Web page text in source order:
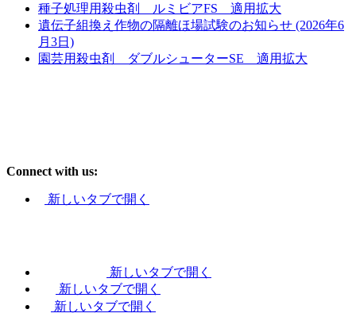
種子処理用殺虫剤 ルミビアFS 適用拡大
遺伝子組換え作物の隔離ほ場試験のお知らせ (2026年6
月3日)
園芸用殺虫剤 ダブルシューターSE 適用拡大
Connect with us:
新しいタブで開く
新しいタブで開く
新しいタブで開く
新しいタブで開く